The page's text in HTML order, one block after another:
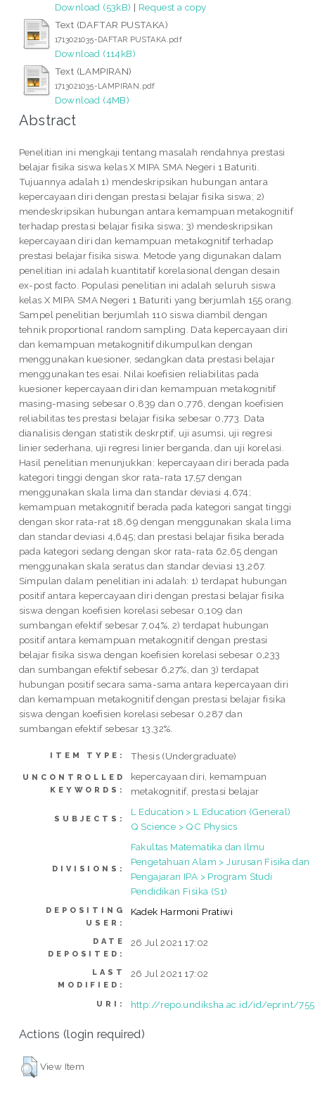
Download (53kB) | Request a copy
Text (DAFTAR PUSTAKA)
1713021035-DAFTAR PUSTAKA.pdf
Download (114kB)
Text (LAMPIRAN)
1713021035-LAMPIRAN.pdf
Download (4MB)
Abstract
Penelitian ini mengkaji tentang masalah rendahnya prestasi
belajar fisika siswa kelas X MIPA SMA Negeri 1 Baturiti.
Tujuannya adalah 1) mendeskripsikan hubungan antara
kepercayaan diri dengan prestasi belajar fisika siswa; 2)
mendeskripsikan hubungan antara kemampuan metakognitif
terhadap prestasi belajar fisika siswa; 3) mendeskripsikan
kepercayaan diri dan kemampuan metakognitif terhadap
prestasi belajar fisika siswa. Metode yang digunakan dalam
penelitian ini adalah kuantitatif korelasional dengan desain
ex-post facto. Populasi penelitian ini adalah seluruh siswa
kelas X MIPA SMA Negeri 1 Baturiti yang berjumlah 155 orang.
Sampel penelitian berjumlah 110 siswa diambil dengan
tehnik proportional random sampling. Data kepercayaan diri
dan kemampuan metakognitif dikumpulkan dengan
menggunakan kuesioner, sedangkan data prestasi belajar
menggunakan tes esai. Nilai koefisien reliabilitas pada
kuesioner kepercayaan diri dan kemampuan metakognitif
masing-masing sebesar 0,839 dan 0,776, dengan koefisien
reliabilitas tes prestasi belajar fisika sebesar 0,773. Data
dianalisis dengan statistik deskrptif, uji asumsi, uji regresi
linier sederhana, uji regresi linier berganda, dan uji korelasi.
Hasil penelitian menunjukkan: kepercayaan diri berada pada
kategori tinggi dengan skor rata-rata 17,57 dengan
menggunakan skala lima dan standar deviasi 4,674;
kemampuan metakognitif berada pada kategori sangat tinggi
dengan skor rata-rat 18,69 dengan menggunakan skala lima
dan standar deviasi 4,645; dan prestasi belajar fisika berada
pada kategori sedang dengan skor rata-rata 62,65 dengan
menggunakan skala seratus dan standar deviasi 13,267.
Simpulan dalam penelitian ini adalah: 1) terdapat hubungan
positif antara kepercayaan diri dengan prestasi belajar fisika
siswa dengan koefisien korelasi sebesar 0,109 dan
sumbangan efektif sebesar 7,04%, 2) terdapat hubungan
positif antara kemampuan metakognitif dengan prestasi
belajar fisika siswa dengan koefisien korelasi sebesar 0,233
dan sumbangan efektif sebesar 6,27%, dan 3) terdapat
hubungan positif secara sama-sama antara kepercayaan diri
dan kemampuan metakognitif dengan prestasi belajar fisika
siswa dengan koefisien korelasi sebesar 0,287 dan
sumbangan efektif sebesar 13,32%.
ITEM TYPE: Thesis (Undergraduate)
UNCONTROLLED
KEYWORDS:
kepercayaan diri, kemampuan
metakognitif, prestasi belajar
SUBJECTS:
L Education > L Education (General)
Q Science > QC Physics
DIVISIONS:
Fakultas Matematika dan Ilmu
Pengetahuan Alam > Jurusan Fisika dan
Pengajaran IPA > Program Studi
Pendidikan Fisika (S1)
DEPOSITING
USER:
Kadek Harmoni Pratiwi
DATE
DEPOSITED:
26 Jul 2021 17:02
LAST
MODIFIED:
26 Jul 2021 17:02
URI: http://repo.undiksha.ac.id/id/eprint/
Actions (login required)
View Item